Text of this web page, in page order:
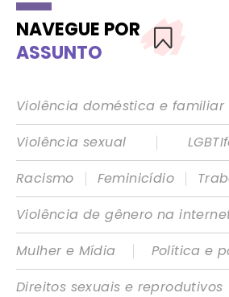
NAVEGUE POR
ASSUNTO
Violência doméstica e familiar
Violência sexual
|
Racismo
| Feminicídio |
Violência de gênero na
Mulher e Mídia
|
Política e
Direitos sexuais e reprodutivos